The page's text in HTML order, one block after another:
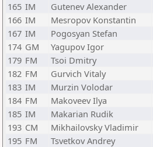
165 IM Gutenev Alexander
166 IM Mesropov Konstantin
167 IM Pogosyan Stefan
174 GM Yagupov Igor
179 FM Tsoi Dmitry
182 FM Gurvich Vitaly
183 IM Murzin Volodar
184 FM Makoveev Ilya
185 IM Makarian Rudik
193 CM Mikhailovsky Vladimir
195 FM Tsvetkov Andrey